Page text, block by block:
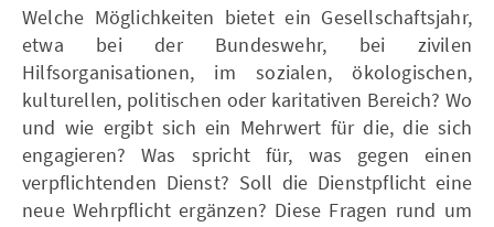
Welche Möglichkeiten bietet ein Gesellschaftsjahr,
etwa bei der Bundeswehr, bei zivilen
Hilfsorganisationen, im sozialen, ökologischen,
kulturellen, politischen oder karitativen Bereich? Wo
und wie ergibt sich ein Mehrwert für die, die sich
engagieren? Was spricht für, was gegen einen
verpflichtenden Dienst? Soll die Dienstpflicht eine
neue Wehrpflicht ergänzen? Diese Fragen rund um